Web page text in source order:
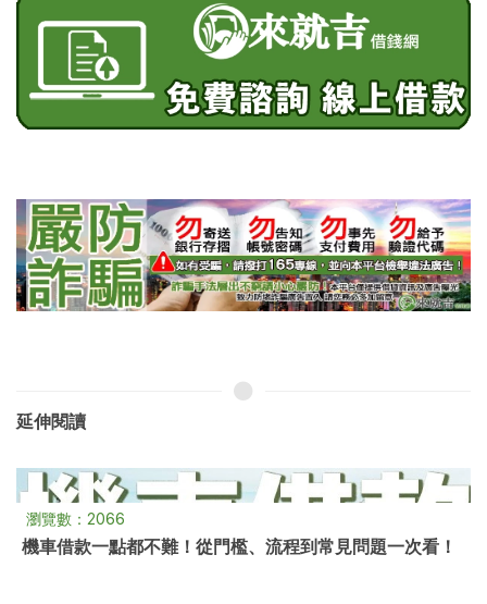
延伸閱讀
瀏覽數：3806
勞保貸款是什麼？勞保貸款怎麼借？勞保貸款可以跟誰